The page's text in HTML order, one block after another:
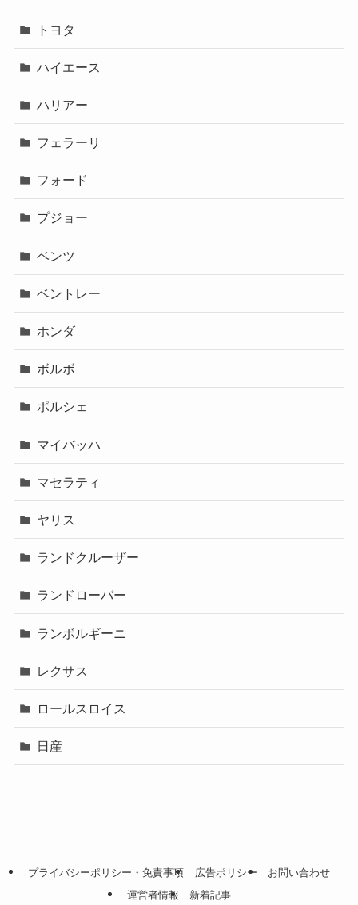
トヨタ
ハイエース
ハリアー
フェラーリ
フォード
プジョー
ベンツ
ベントレー
ホンダ
ボルボ
ポルシェ
マイバッハ
マセラティ
ヤリス
ランドクルーザー
ランドローバー
ランボルギーニ
レクサス
ロールスロイス
日産
プライバシーポリシー・免責事項 広告ポリシー
お問い合わせ
運営者情報
新着記事